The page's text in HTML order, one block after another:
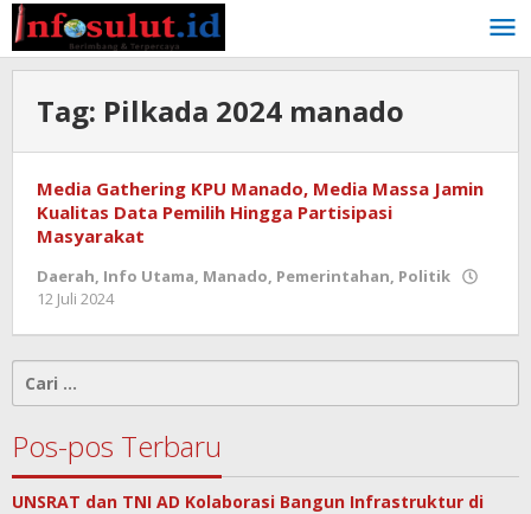
Lewati
ke
konten
Tag: Pilkada 2024 manado
Media Gathering KPU Manado, Media Massa Jamin
Kualitas Data Pemilih Hingga Partisipasi
Masyarakat
Daerah, Info Utama, Manado, Pemerintahan, Politik
12 Juli 2024
untuk:
Pos-pos Terbaru
UNSRAT dan TNI AD Kolaborasi Bangun Infrastruktur di